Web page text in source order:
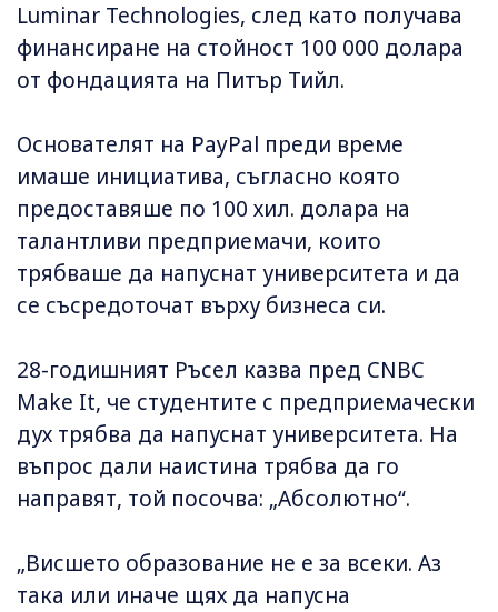
Luminar Technologies, след като получава
финансиране на стойност 100 000 долара
от фондацията на Питър Тийл.
Основателят на PayPal преди време
имаше инициатива, съгласно която
предоставяше по 100 хил. долара на
талантливи предприемачи, които
трябваше да напуснат университета и да
се съсредоточат върху бизнеса си.
28-годишният Ръсел казва пред CNBC
Make It, че студентите с предприемачески
дух трябва да напуснат университета. На
въпрос дали наистина трябва да го
направят, той посочва: „Абсолютно“.
„Висшето образование не е за всеки. Аз
така или иначе щях да напусна